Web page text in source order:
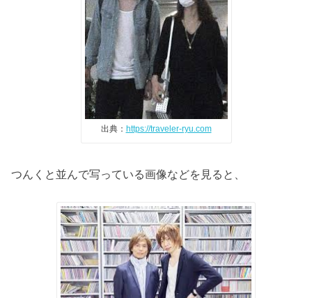
出典： https://traveler-ryu.com
つんくと並んで写っている画像などを見ると、